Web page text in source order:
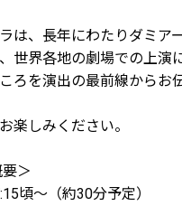
は、長年にわたりダミア
世界各地の劇場での上演
ろを演出の最前線からお
楽しみください。
＞
頃～（約30分予定）